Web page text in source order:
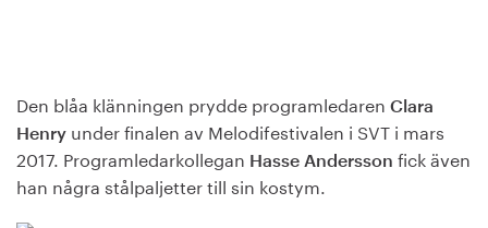
Den blåa klänningen prydde programledaren Clara
Henry under finalen av Melodifestivalen i SVT i mars
2017. Programledarkollegan Hasse Andersson fick även
han några stålpaljetter till sin kostym.